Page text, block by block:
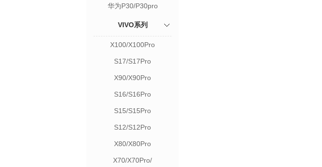
华为P30/P30pro
VIVO系列
X100/X100Pro
S17/S17Pro
X90/X90Pro
S16/S16Pro
S15/S15Pro
S12/S12Pro
X80/X80Pro
X70/X70Pro/